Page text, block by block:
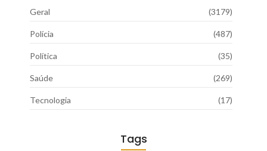
Geral (3179)
Polícia (487)
Política (35)
Saúde (269)
Tecnologia (17)
Tags